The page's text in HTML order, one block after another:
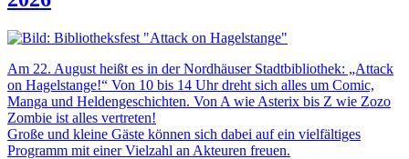
Am 22. August heißt es in der Nordhäuser Stadtbibliothek: „Attack
on Hagelstange!“ Von 10 bis 14 Uhr dreht sich alles um Comic,
Manga und Heldengeschichten. Von A wie Asterix bis Z wie Zozo
Zombie ist alles vertreten!
Große und kleine Gäste können sich dabei auf ein vielfältiges
Programm mit einer Vielzahl an Akteuren freuen.